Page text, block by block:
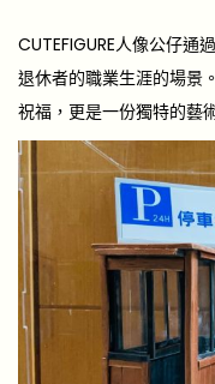
CUTEFIGURE人像公仔通
退休者的職業生涯的場景
祝福，更是一份獨特的藝